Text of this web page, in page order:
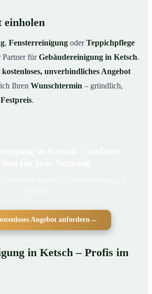
einholen
, Fensterreinigung oderTeppichpflege
Partner fürGebäudereinigung in Ketsch.
kostenloses, unverbindliches Angebot
Ihren Wunschtermin – gründlich,
Festpreis.
Angebot anfordern→
in Ketsch – Profis im